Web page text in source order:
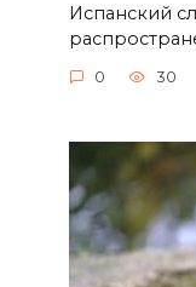
Испанский
0 30